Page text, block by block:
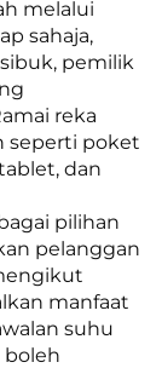
melalui
sahaja,
pemilik
reka
seperti poket
dan
pilihan
pelanggan
manfaat
suhu
boleh